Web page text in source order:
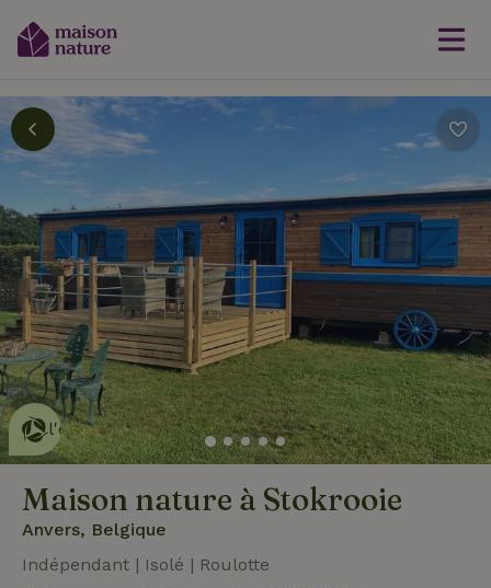
Cette Maison Nature fait de
l'effeten savoir plus
Maison nature à Stokrooie
Anvers, Belgique
Indépendant | Isolé | Roulotte